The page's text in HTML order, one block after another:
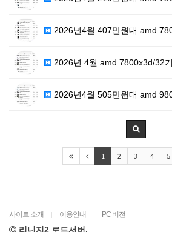
2026년4월 407만원대 amd
2026년 4월 amd 7800x3d/32
2026년4월 505만원대 amd
1 2 3 4 5
사이트 소개 | 이용안내 | PC 버전
리니지2 로드서버.